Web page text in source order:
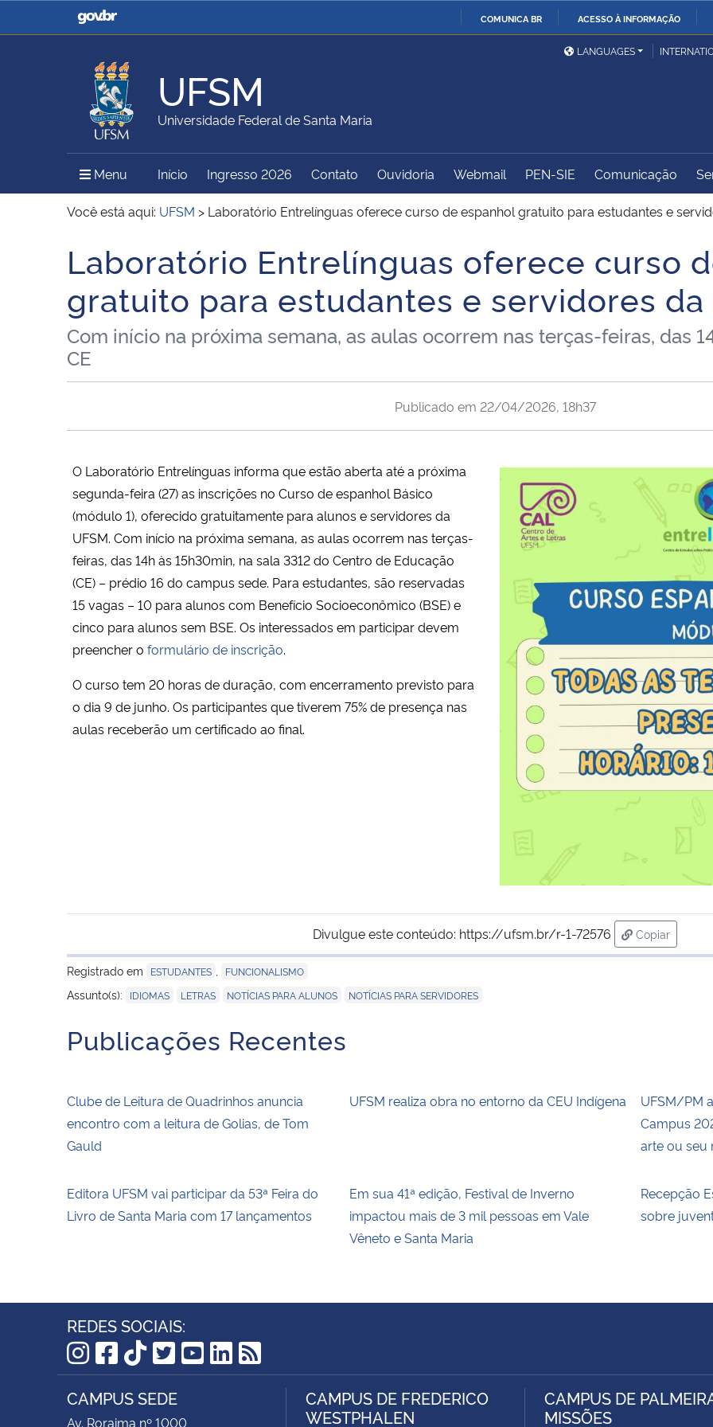
COMUNICA BR ACESSO À INFORMAÇÃO
Casa Civil
Ministério da Justiça e
Ministério da Defesa
Ministério das Relações
Exteriores
Ministério da Agricultura,
Pecuária e Abastecimento
Ministério da Educação
Ministério do Meio Ambiente Ministério do Turismo
Ministério do
Desenvolvimento Regional
Controladoria-Geral da
União
Secretaria de Governo
Gabinete de Segurança
Institucional
Advocacia-Geral da União Banco Central do Brasil
LANGUAGES
UFSM
Universidade Federal de Santa Maria
Menu Menu Principal do Sítio
Início Ingresso 2026 Contato Ouvidoria Webmail PEN-SIE Comunicação
Você está aqui: UFSM > Laboratório Entrelínguas oferece curso de espanhol gratuito para estudantes e
Início do conteúdo
Laboratório Entrelínguas oferece curso
gratuito para estudantes e servidores da
Com início na próxima semana, as aulas ocorrem nas terças-feiras, das
CE
Publicado em 22/04/2026, 18h37
O Laboratório Entrelínguas informa que estão aberta até a próxima
segunda-feira (27) as inscrições no Curso de espanhol Básico
(módulo 1), oferecido gratuitamente para alunos e servidores da
UFSM. Com início na próxima semana, as aulas ocorrem nas terças-
feiras, das 14h às 15h30min, na sala 3312 do Centro de Educação
(CE) – prédio 16 do campus sede. Para estudantes, são reservadas
15 vagas – 10 para alunos com Benefício Socioeconômico (BSE) e
cinco para alunos sem BSE. Os interessados em participar devem
preencher o formulário de inscrição.
O curso tem 20 horas de duração, com encerramento previsto para
o dia 9 de junho. Os participantes que tiverem 75% de presença nas
aulas receberão um certificado ao final.
Divulgue este conteúdo: https://ufsm.br/r-1-72576
Copiar
para área
Registrado em
ESTUDANTES FUNCIONALISMO
Assunto(s): IDIOMAS LETRAS NOTÍCIAS PARA ALUNOS NOTÍCIAS PARA SERVIDORES
Publicações Recentes
Clube de Leitura de Quadrinhos anuncia
encontro com a leitura de Golias, de Tom
Gauld
UFSM realiza obra no entorno da CEU Indígena
UFSM/PM
Campus
arte ou seu
Editora UFSM vai participar da 53ª Feira do
Livro de Santa Maria com 17 lançamentos
Em sua 41ª edição, Festival de Inverno
impactou mais de 3 mil pessoas em Vale
Vêneto e Santa Maria
Recepção
sobre
REDES SOCIAIS:
Instagram
Facebook
TikTok
Twitter
YouTube
LinkedIn
RSS
CAMPUS SEDE
Av. Roraima nº 1000
CAMPUS DE FREDERICO
WESTPHALEN
CAMPUS DE
MISSÕES